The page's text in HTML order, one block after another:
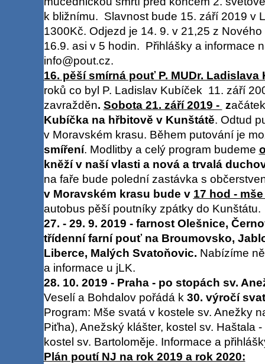
k bližnímu. Slavnost bude 15. září 2019 v
1300Kč. Odjezd je 14. 9. v 21,25 z
16.9. asi v 5 hodin. Přihlášky a informace
info@pout.cz.
16. pěší smírná pouť P. MUDr. Ladislava
roků co byl P. Ladislav Kubíček 11. září
zavražděn. Sobota 21. září 2019 - z
Kubíčka na hřbitově v Kunštátě. Odtud
v Moravském krasu. Během putování je
smíření. Modlitby a celý program budeme
kněží v naší vlasti a nová a trvalá
na faře bude polední zastávka s
v Moravském krasu bude v 17 hod -
autobus pěší poutníky zpátky do Kunštátu.
27. - 29. 9. 2019 - farnost Olešnice,
třídenní farní pouť na Broumovsko,
Liberce, Malých Svatoňovic. Nabízíme
a informace u jLK.
28. 10. 2019 - Praha - po stopách sv.
Veselí a Bohdalov pořádá k 30. výročí
Program: Mše svatá v kostele sv. Anežky
Piťha), Anežský klášter, kostel sv. Haštala
kostel sv. Bartoloměje. Informace a
Plán poutí NJ na rok 2019 a rok 2020: